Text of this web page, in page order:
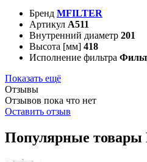
Бренд MFILTER
Артикул A511
Внутренний диаметр 201
Высота [мм] 418
Исполнение фильтра
Показать ещё
Отзывы
Отзывов пока что нет
Оставить отзыв
Популярные